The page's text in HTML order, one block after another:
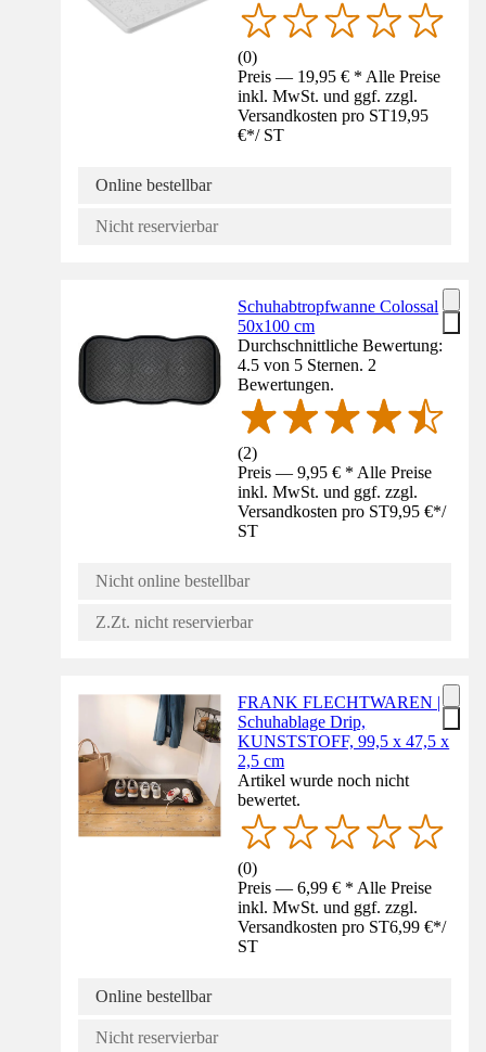
(0)
Preis — 19,95 € * Alle Preise
inkl. MwSt. und ggf. zzgl.
Versandkosten pro ST19,95
€*/ ST
Online bestellbar
Nicht reservierbar
Schuhabtropfwanne Colossal
50x100 cm
Durchschnittliche Bewertung:
4.5 von 5 Sternen. 2
Bewertungen.
(2)
Preis — 9,95 € * Alle Preise
inkl. MwSt. und ggf. zzgl.
Versandkosten pro ST9,95 €*/
ST
Nicht online bestellbar
Z.Zt. nicht reservierbar
FRANK FLECHTWAREN |
Schuhablage Drip,
KUNSTSTOFF, 99,5 x 47,5 x
2,5 cm
Artikel wurde noch nicht
bewertet.
(0)
Preis — 6,99 € * Alle Preise
inkl. MwSt. und ggf. zzgl.
Versandkosten pro ST6,99 €*/
ST
Online bestellbar
Nicht reservierbar